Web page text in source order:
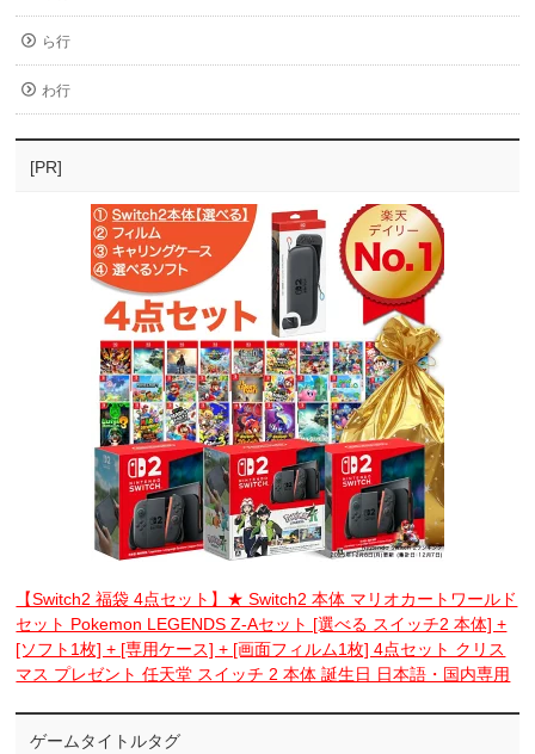
ら行
わ行
[PR]
【Switch2 福袋 4点セット】★ Switch2 本体 マリオカートワールド
セット Pokemon LEGENDS Z-Aセット [選べる スイッチ2 本体] +
[ソフト1枚] + [専用ケース] + [画面フィルム1枚] 4点セット クリス
マス プレゼント 任天堂 スイッチ 2 本体 誕生日 日本語・国内専用
ゲームタイトルタグ